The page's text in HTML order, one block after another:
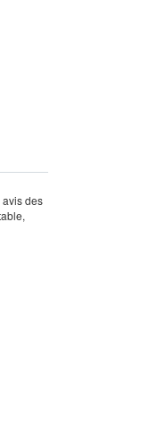
des